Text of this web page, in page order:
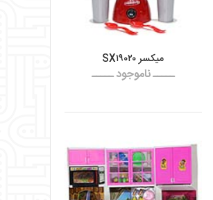
میکسر SX۱۹۰۲۰
ـــــ ناموجود ـــــ